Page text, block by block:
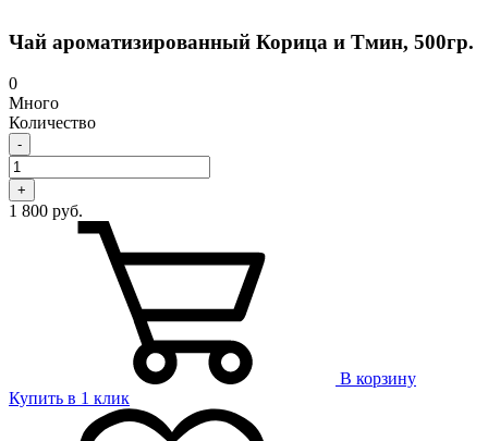
Чай ароматизированный Корица и Тмин, 500гр.
0
Много
Количество
-
+
1 800 руб.
В корзину
Купить в 1 клик